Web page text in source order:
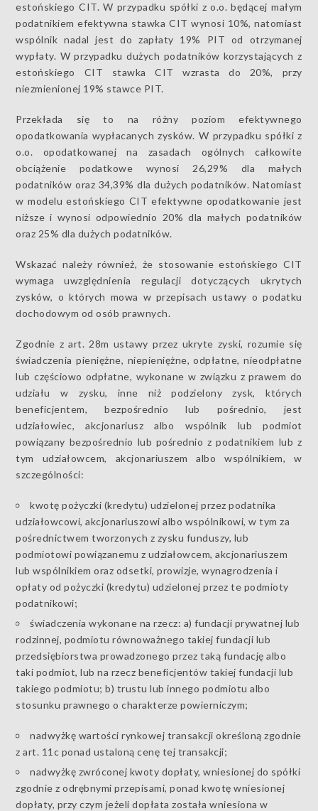
estońskiego CIT. W przypadku spółki z o.o. będącej małym
podatnikiem efektywna stawka CIT wynosi 10%, natomiast
wspólnik nadal jest do zapłaty 19% PIT od otrzymanej
wypłaty. W przypadku dużych podatników korzystających z
estońskiego CIT stawka CIT wzrasta do 20%, przy
niezmienionej 19% stawce PIT.
Przekłada się to na różny poziom efektywnego
opodatkowania wypłacanych zysków. W przypadku spółki z
o.o. opodatkowanej na zasadach ogólnych całkowite
obciążenie podatkowe wynosi 26,29% dla małych
podatników oraz 34,39% dla dużych podatników. Natomiast
w modelu estońskiego CIT efektywne opodatkowanie jest
niższe i wynosi odpowiednio 20% dla małych podatników
oraz 25% dla dużych podatników.
Wskazać należy również, że stosowanie estońskiego CIT
wymaga uwzględnienia regulacji dotyczących ukrytych
zysków, o których mowa w przepisach ustawy o podatku
dochodowym od osób prawnych.
Zgodnie z art. 28m ustawy przez ukryte zyski, rozumie się
świadczenia pieniężne, niepieniężne, odpłatne, nieodpłatne
lub częściowo odpłatne, wykonane w związku z prawem do
udziału w zysku, inne niż podzielony zysk, których
beneficjentem, bezpośrednio lub pośrednio, jest
udziałowiec, akcjonariusz albo wspólnik lub podmiot
powiązany bezpośrednio lub pośrednio z podatnikiem lub z
tym udziałowcem, akcjonariuszem albo wspólnikiem, w
szczególności:
kwotę pożyczki (kredytu) udzielonej przez podatnika
udziałowcowi, akcjonariuszowi albo wspólnikowi, w tym za
pośrednictwem tworzonych z zysku funduszy, lub
podmiotowi powiązanemu z udziałowcem, akcjonariuszem
lub wspólnikiem oraz odsetki, prowizje, wynagrodzenia i
opłaty od pożyczki (kredytu) udzielonej przez te podmioty
podatnikowi;
świadczenia wykonane na rzecz: a) fundacji prywatnej lub
rodzinnej, podmiotu równoważnego takiej fundacji lub
przedsiębiorstwa prowadzonego przez taką fundację albo
taki podmiot, lub na rzecz beneficjentów takiej fundacji lub
takiego podmiotu; b) trustu lub innego podmiotu albo
stosunku prawnego o charakterze powierniczym;
nadwyżkę wartości rynkowej transakcji określoną zgodnie
z art. 11c ponad ustaloną cenę tej transakcji;
nadwyżkę zwróconej kwoty dopłaty, wniesionej do spółki
zgodnie z odrębnymi przepisami, ponad kwotę wniesionej
dopłaty, przy czym jeżeli dopłata została wniesiona w